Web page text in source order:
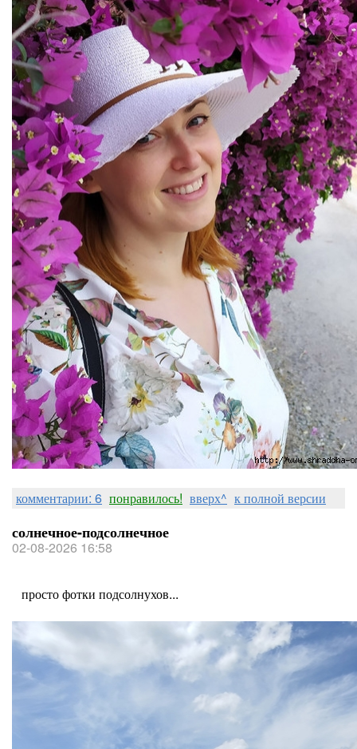
комментарии: 6 понравилось! вверх^ к полной версии
солнечное-подсолнечное
02-08-2026 16:58
просто фотки подсолнухов...